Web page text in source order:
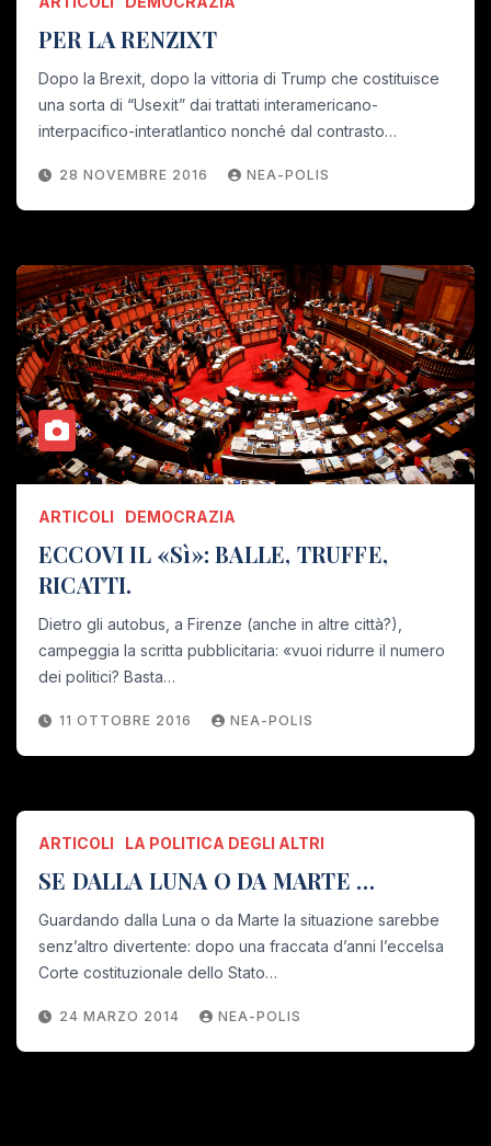
PER LA RENZIXT
Dopo la Brexit, dopo la vittoria di Trump che costituisce
una sorta di “Usexit” dai trattati interamericano-
interpacifico-interatlantico nonché dal contrasto…
28 NOVEMBRE 2016 NEA-POLIS
ARTICOLI DEMOCRAZIA
ECCOVI IL «Sì»: BALLE, TRUFFE,
RICATTI.
Dietro gli autobus, a Firenze (anche in altre città?),
campeggia la scritta pubblicitaria: «vuoi ridurre il numero
dei politici? Basta…
11 OTTOBRE 2016 NEA-POLIS
ARTICOLI LA POLITICA DEGLI ALTRI
SE DALLA LUNA O DA MARTE …
Guardando dalla Luna o da Marte la situazione sarebbe
senz’altro divertente: dopo una fraccata d’anni l’eccelsa
Corte costituzionale dello Stato…
24 MARZO 2014 NEA-POLIS